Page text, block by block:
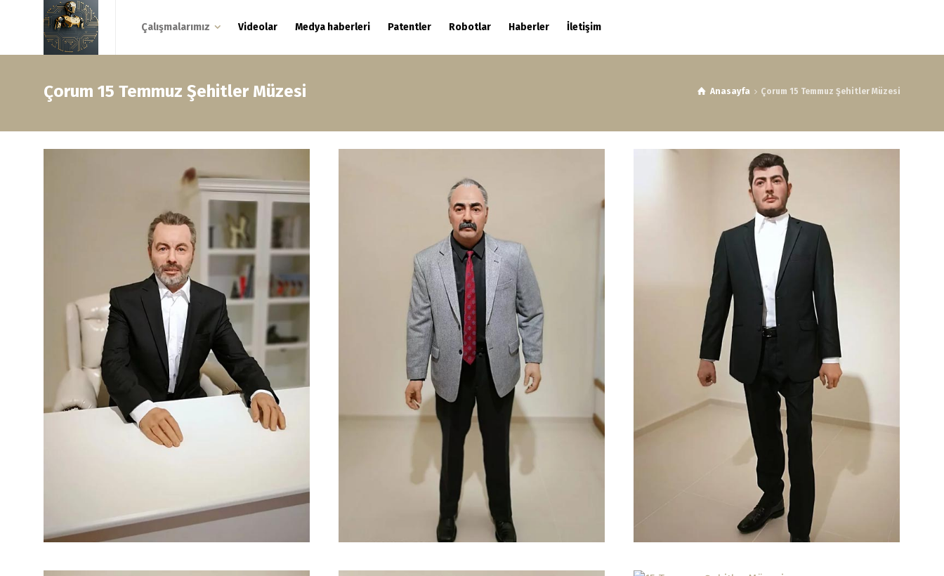
Çalışmalarımız Videolar Medya haberleri Patentler Robotlar Haberler İletişim
Çorum 15 Temmuz Şehitler Müzesi Anasayfa Çorum 15 Temmuz Şehitler Müzesi